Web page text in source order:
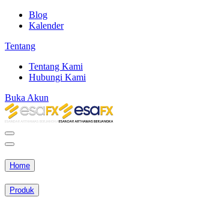
Blog
Kalender
Tentang
Tentang Kami
Hubungi Kami
Buka Akun
Home
Produk